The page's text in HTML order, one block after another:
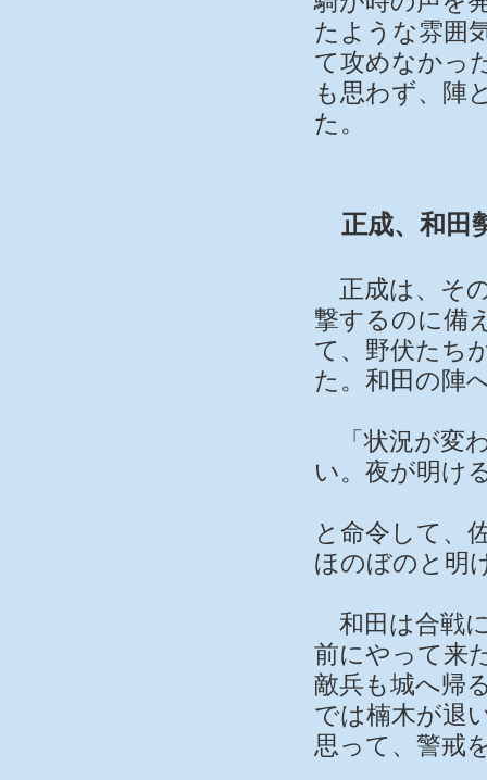
たような雰囲
て攻めなかっ
も思わず、陣
た。
正成、和田
正成は、そ
撃するのに備
て、野伏たち
た。和田の陣
「状況が変
い。夜が明け
と命令して、
ほのぼのと明
和田は合戦
前にやって来
敵兵も城へ帰
では楠木が退
思って、警戒